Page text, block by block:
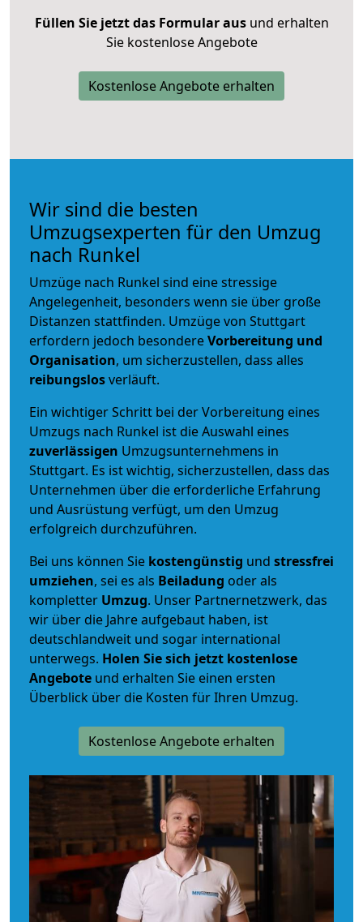
Füllen Sie jetzt das Formular ausund erhalten
Sie kostenlose Angebote
Kostenlose Angebote erhalten
Wir sind die besten
Umzugsexperten für den Umzug
nach Runkel
Umzüge nach Runkel sind eine stressige
Angelegenheit, besonders wenn sie über große
Distanzen stattfinden. Umzüge von Stuttgart
erfordern jedoch besondereVorbereitung und
Organisation, um sicherzustellen, dass alles
reibungslosverläuft.
Ein wichtiger Schritt bei der Vorbereitung eines
Umzugs nach Runkel ist die Auswahl eines
zuverlässigen Umzugsunternehmens in
Stuttgart. Es ist wichtig, sicherzustellen, dass das
Unternehmen über die erforderliche Erfahrung
und Ausrüstung verfügt, um den Umzug
erfolgreich durchzuführen.
Bei uns können Sie kostengünstig und stressfrei
umziehen, sei es als Beiladung oder als
kompletter Umzug. Unser Partnernetzwerk, das
wir über die Jahre aufgebaut haben, ist
deutschlandweit und sogar international
unterwegs. Holen Sie sich jetzt kostenlose
Angebote und erhalten Sie einen ersten
Überblick über die Kosten für Ihren Umzug.
Kostenlose Angebote erhalten